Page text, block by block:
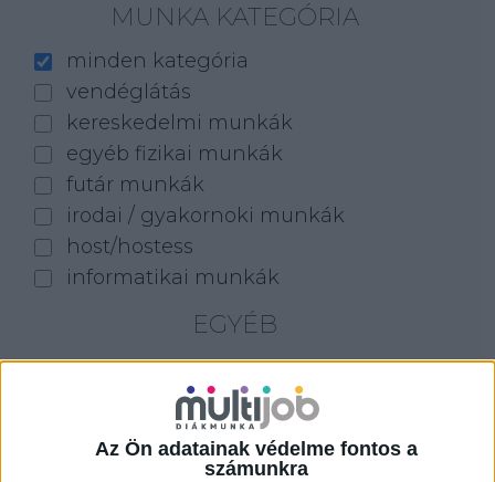
Az Ön adatainak védelme fontos a
számunkra
MUNKA KATEGÓRIA
minden kategória
vendéglátás
kereskedelmi munkák
egyéb fizikai munkák
futár munkák
irodai / gyakornoki munkák
host/hostess
informatikai munkák
EGYÉB
18 év alatt végezhető
for foreigners (külföldieknek)
homeoffice